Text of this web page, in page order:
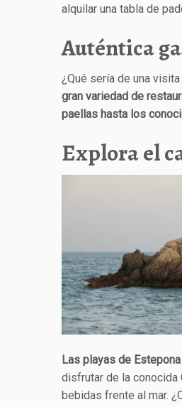
alquilar una tabla de
Auténtica
¿Qué sería de una
gran variedad de
paellas hasta los
Explora el
Las playas de
disfrutar de la
bebidas frente al mar.